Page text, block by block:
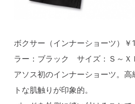
ボクサー（インナーショーツ）
ラー：ブラック サイズ：Ｓ～Ｘ
アソス初のインナーショーツ。高
トな肌触りが印象的。